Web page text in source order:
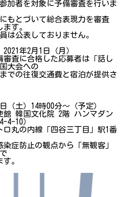
加者を対象に予備審査を行いま
もとづいて総合表現力を審査
す。
は公表しておりません。
年2月1日（月）
査に合格した応募者は「話し
大会への
での往復交通費と宿泊が提供さ
土）14時00分～（予定）
韓国文化院 2階 ハンマダン
4-10）
丸の内線「四谷三丁目」駅1番
症防止の観点から「無観客」
。